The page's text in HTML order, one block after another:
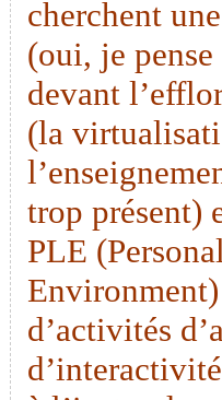
cherchent
(oui, je pense
devant
(la
trop présent)
PLE
d’activités